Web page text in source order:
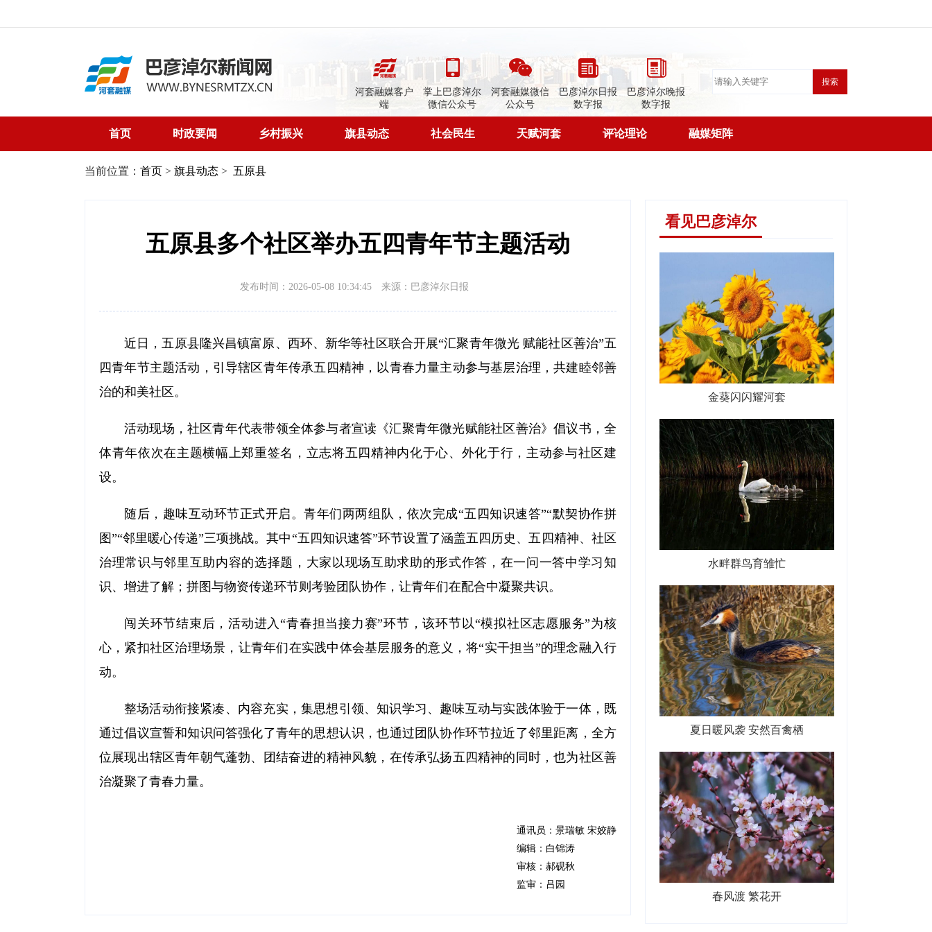
河套融媒客户
端
掌上巴彦淖尔
微信公众号
河套融媒微信
公众号
巴彦淖尔日报
数字报
巴彦淖尔晚报
数字报
搜索
首页 时政要闻 乡村振兴 旗县动态 社会民生 天赋河套 评论理论 融媒矩阵
当前位置： 首页 > 旗县动态 > 五原县
五原县多个社区举办五四青年节主题活动
发布时间：2026-05-08 10:34:45 来源：巴彦淖尔日报
近日，五原县隆兴昌镇富原、西环、新华等社区联合开展“汇聚青年微光 赋能社区善治”五
四青年节主题活动，引导辖区青年传承五四精神，以青春力量主动参与基层治理，共建睦邻善
治的和美社区。
活动现场，社区青年代表带领全体参与者宣读《汇聚青年微光赋能社区善治》倡议书，全
体青年依次在主题横幅上郑重签名，立志将五四精神内化于心、外化于行，主动参与社区建
设。
随后，趣味互动环节正式开启。青年们两两组队，依次完成“五四知识速答”“默契协作拼
图”“邻里暖心传递”三项挑战。其中“五四知识速答”环节设置了涵盖五四历史、五四精神、社区
治理常识与邻里互助内容的选择题，大家以现场互助求助的形式作答，在一问一答中学习知
识、增进了解；拼图与物资传递环节则考验团队协作，让青年们在配合中凝聚共识。
闯关环节结束后，活动进入“青春担当接力赛”环节，该环节以“模拟社区志愿服务”为核
心，紧扣社区治理场景，让青年们在实践中体会基层服务的意义，将“实干担当”的理念融入行
动。
整场活动衔接紧凑、内容充实，集思想引领、知识学习、趣味互动与实践体验于一体，既
通过倡议宣誓和知识问答强化了青年的思想认识，也通过团队协作环节拉近了邻里距离，全方
位展现出辖区青年朝气蓬勃、团结奋进的精神风貌，在传承弘扬五四精神的同时，也为社区善
治凝聚了青春力量。
通讯员：景瑞敏 宋姣静
编辑：白锦涛
审核：郝砚秋
监审：吕园
看见巴彦淖尔
金葵闪闪耀河套
水畔群鸟育雏忙
夏日暖风袭 安然百禽栖
春风渡 繁花开